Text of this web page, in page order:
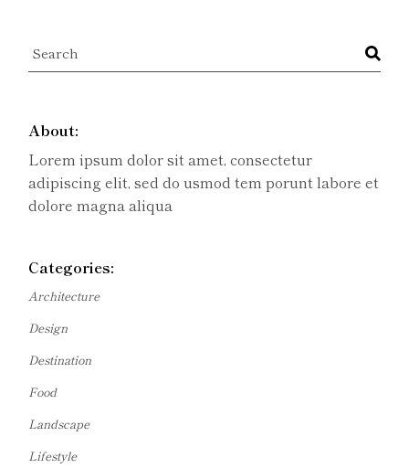
About:
Lorem ipsum dolor sit amet, consectetur
adipiscing elit, sed do usmod tem porunt labore et
dolore magna aliqua
Categories:
Architecture
Design
Destination
Food
Landscape
Lifestyle